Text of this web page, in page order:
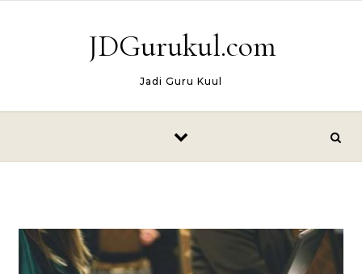
JDGurukul.com
Jadi Guru Kuul